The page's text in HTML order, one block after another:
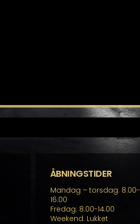
ÅBNINGSTIDER
Mandag – torsdag: 8.00-
16.00
Fredag: 8.00-14.00
Weekend: Lukket